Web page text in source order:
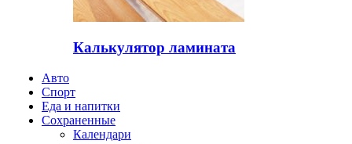
Калькулятор ламината
Авто
Спорт
Еда и напитки
Сохраненные
Календари